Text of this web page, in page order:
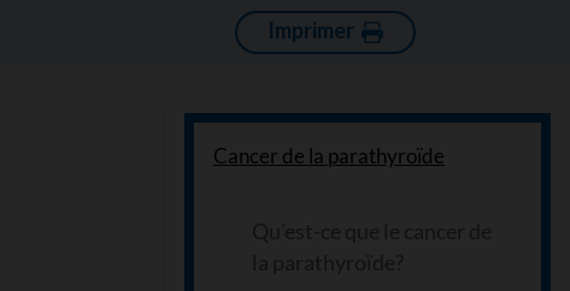
Imprimer
Cancer de la parathyroïde